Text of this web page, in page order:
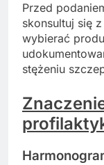
Przed
skonsultuj się
wybierać
stężeniu